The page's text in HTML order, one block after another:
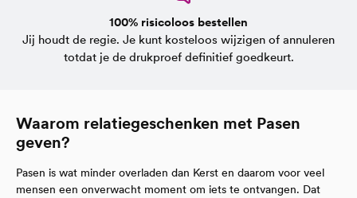
100% risicoloos bestellen
Jij houdt de regie. Je kunt kosteloos wijzigen of annuleren
totdat je de drukproef definitief goedkeurt.
Waarom relatiegeschenken met Pasen
geven?
Pasen is wat minder overladen dan Kerst en daarom voor veel
mensen een onverwacht moment om iets te ontvangen. Dat